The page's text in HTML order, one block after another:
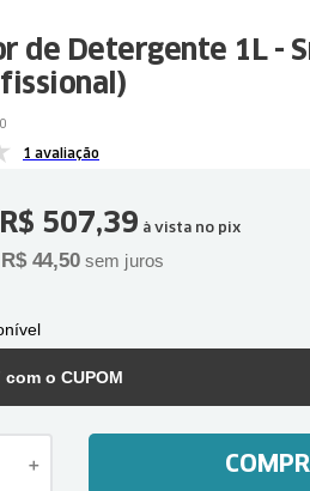
de Detergente 1L -
1 avaliação
507,39 à vista no pix
R$ 44,50 sem juros
com o CUPOM
＋